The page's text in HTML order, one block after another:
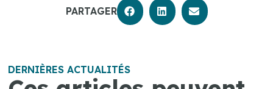
PARTAGER
DERNIÈRES ACTUALITÉS